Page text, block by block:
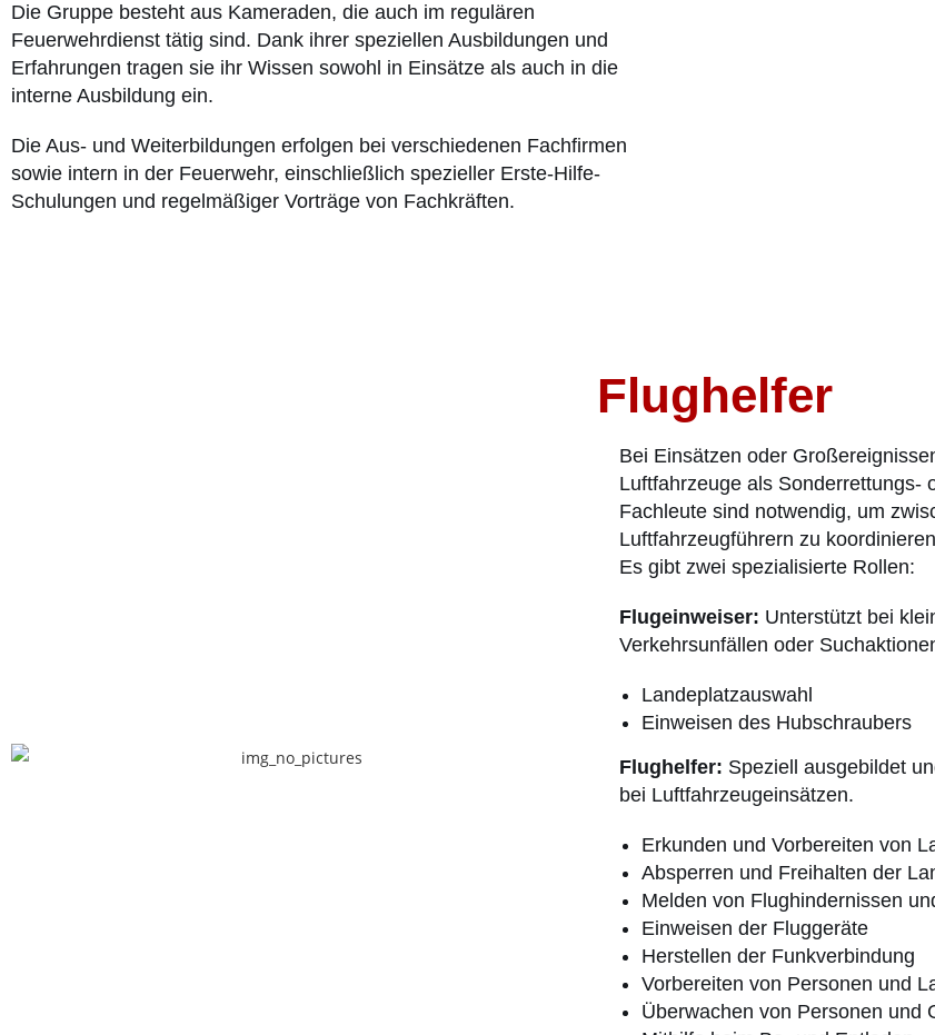
Die Gruppe besteht aus Kameraden, die auch im regulären
Feuerwehrdienst tätig sind. Dank ihrer speziellen Ausbildungen und
Erfahrungen tragen sie ihr Wissen sowohl in Einsätze als auch in die
interne Ausbildung ein.
Die Aus- und Weiterbildungen erfolgen bei verschiedenen Fachfirmen
sowie intern in der Feuerwehr, einschließlich spezieller Erste-Hilfe-
Schulungen und regelmäßiger Vorträge von Fachkräften.
Flughelfer
Bei Einsätzen oder
Luftfahrzeuge als Sonderrettungs-
Fachleute sind notwendig, um
Luftfahrzeugführern zu
Es gibt zwei spezialisierte Rollen:
Flugeinweiser: Unterstützt bei
Verkehrsunfällen oder
Landeplatzauswahl
Einweisen des Hubschraubers
Flughelfer: Speziell ausgebildet
bei Luftfahrzeugeinsätzen.
Erkunden und Vorbereiten von
Absperren und Freihalten der
Melden von Flughindernissen
Einweisen der Fluggeräte
Herstellen der Funkverbindung
Vorbereiten von Personen und
Überwachen von Personen und